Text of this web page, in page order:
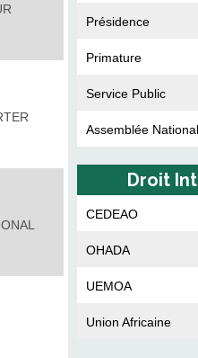
Présidence
Primature
Service Public
Assemblée
Droit
CEDEAO
OHADA
UEMOA
Union Africaine